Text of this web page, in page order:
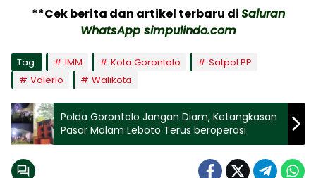
**Cek berita dan artikel terbaru diSaluran
WhatsApp simpulindo.com
Tag: IMM Kota Gorontalo
Satpol PP
Valerio
Walikota
Polda Gorontalo Jangan Diam, Ketangkasan
Pasar Malam Leboto Terus beroperasi